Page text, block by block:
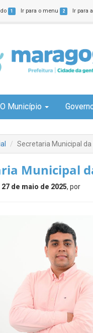
1 Ir para o menu 2 Ir para
O Município
Secretaria Municipal da
Municipal
27 de maio de 2025, por